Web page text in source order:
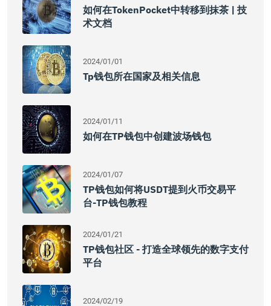
如何在TokenPocket中转移到抹茶 | 技
术文档
2024/01/01
Tp钱包所在国家及相关信息
2024/01/11
如何在TP钱包中创建波场钱包
2024/01/07
TP钱包如何将USDT提到火币交易平
台-TP钱包教程
2024/01/21
TP钱包社区 - 打造全球领先的数字支付
平台
2024/02/19